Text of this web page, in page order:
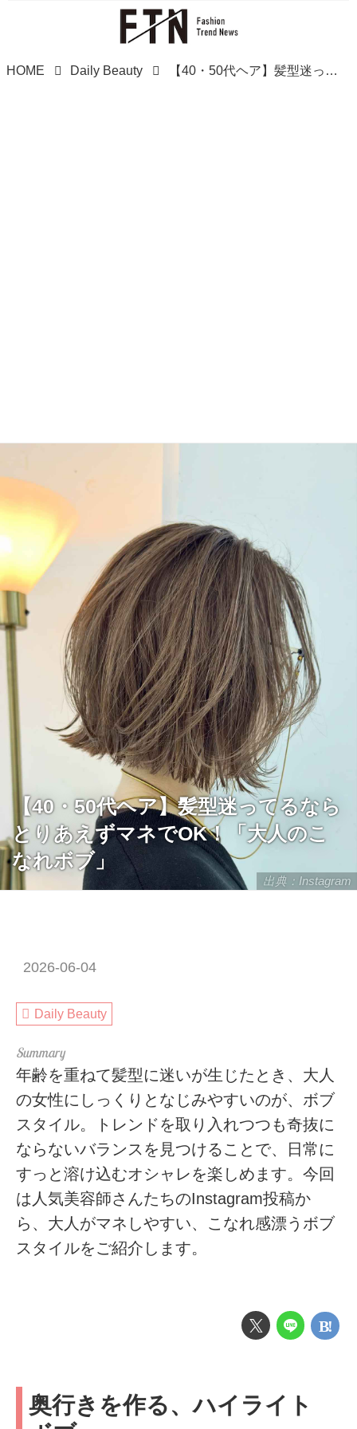
HOME Daily Beauty 【40・50代ヘア】髪型迷ってるならとりあえずマネでOK！「大人のこなれボブ」
出典：Instagram
【40・50代ヘア】髪型迷ってるなら
とりあえずマネでOK！「大人のこ
なれボブ」
2026-06-04
Daily Beauty
年齢を重ねて髪型に迷いが生じたとき、大人
の女性にしっくりとなじみやすいのが、ボブ
スタイル。トレンドを取り入れつつも奇抜に
ならないバランスを見つけることで、日常に
すっと溶け込むオシャレを楽しめます。今回
は人気美容師さんたちのInstagram投稿か
ら、大人がマネしやすい、こなれ感漂うボブ
スタイルをご紹介します。
奥行きを作る、ハイライト